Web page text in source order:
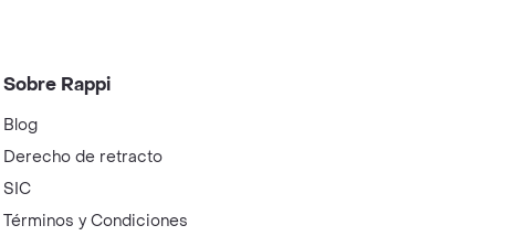
Sobre Rappi
Blog
Derecho de retracto
SIC
Términos y Condiciones